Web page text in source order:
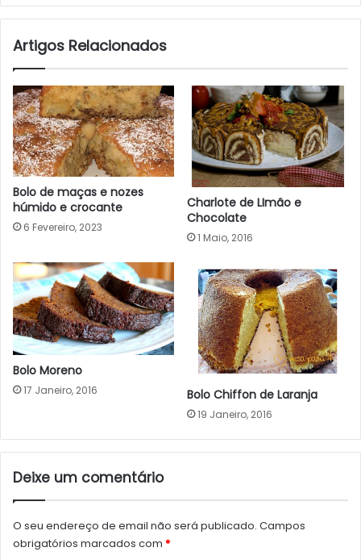
Artigos Relacionados
Bolo de maças e nozes
húmido e crocante
6 Fevereiro, 2023
Charlote de LImão e
Chocolate
1 Maio, 2016
Bolo Moreno
17 Janeiro, 2016 Bolo Chiffon de Laranja
19 Janeiro, 2016
Deixe um comentário
O seu endereço de email não será publicado. Campos
obrigatórios marcados com *